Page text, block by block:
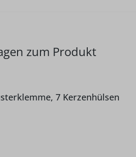
zum Produkt
7 Kerzenhülsen